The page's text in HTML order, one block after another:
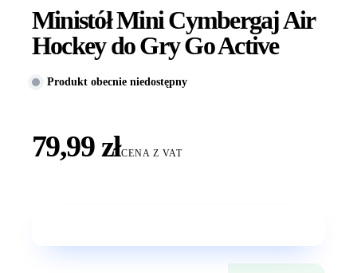
Ministół Mini Cymbergaj Air
Hockey do Gry Go Active
Produkt obecnie niedostępny
79,99 złCENA Z VAT